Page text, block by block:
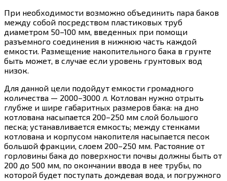
При необходимости возможно объединить пара баков
между собой посредством пластиковых труб
диаметром 50–100 мм, введенных при помощи
разъемного соединения в нижнюю часть каждой
емкости. Размещение накопительного бака в грунте
быть может, в случае если уровень грунтовых вод
низок.
Для данной цели подойдут емкости громадного
количества — 2000–3000 л. Котлован нужно отрыть
глубже и шире габаритных размеров бака: на дно
котлована насыпается 200–250 мм слой большого
песка; устанавливается емкость; между стенками
котлована и корпусом накопителя насыпается песок
большой фракции, слоем 200–250 мм. Растояние от
горловины бака до поверхности почвы должны быть от
200 до 500 мм, по окончании ввода в нее трубы, по
которой будет поступать дождевая вода, и погружного